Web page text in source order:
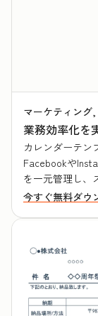
マーケティング
業務効率化を
カレンダーテン
Facebookや
を一元管理し、
今すぐ無料ダウ